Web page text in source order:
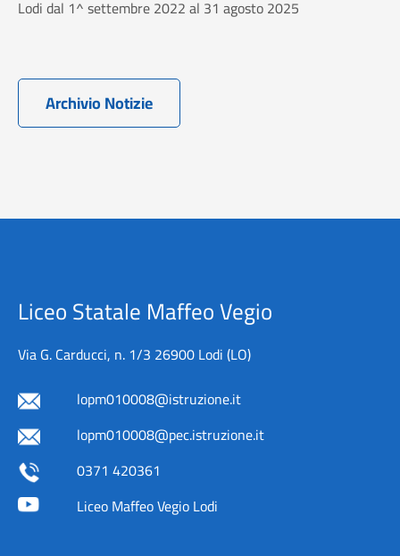
Lodi dal 1^ settembre 2022 al 31 agosto 2025
Archivio Notizie
Liceo Statale Maffeo Vegio
Via G. Carducci, n. 1/3 26900 Lodi (LO)
lopm010008@istruzione.it
lopm010008@pec.istruzione.it
0371 420361
Liceo Maffeo Vegio Lodi